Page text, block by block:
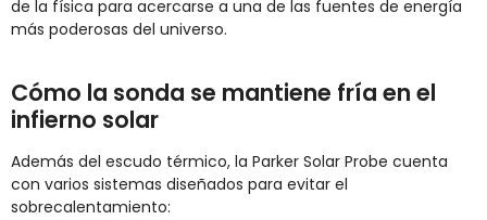
de la física para acercarse a una de las fuentes de energía
más poderosas del universo.
Cómo la sonda se mantiene fría en el
infierno solar
Además del escudo térmico, la Parker Solar Probe cuenta
con varios sistemas diseñados para evitar el
sobrecalentamiento: